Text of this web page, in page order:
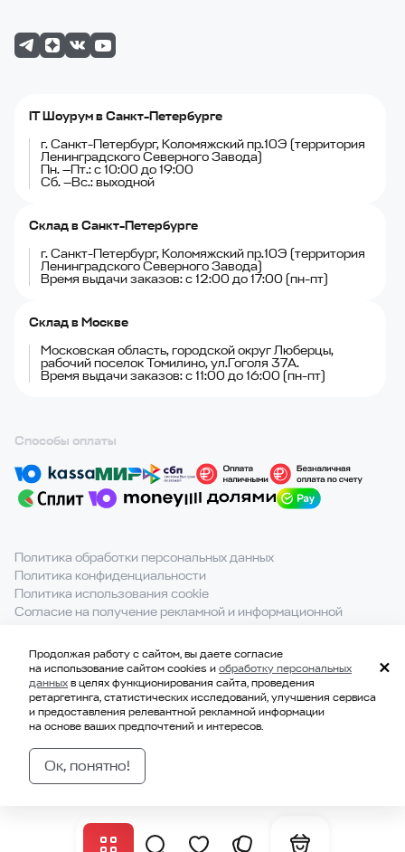
IT Шоурум в Санкт-Петербурге
г. Санкт-Петербург, Коломяжский пр.10Э (территория
Ленинградского Северного Завода)
Пн. —Пт.: с 10:00 до 19:00
Сб. —Вс.: выходной
Склад в Санкт-Петербурге
г. Санкт-Петербург, Коломяжский пр.10Э (территория
Ленинградского Северного Завода)
Время выдачи заказов: с 12:00 до 17:00 (пн-пт)
Склад в Москве
Московская область, городской округ Люберцы,
рабочий поселок Томилино, ул.Гоголя 37А.
Время выдачи заказов: с 11:00 до 16:00 (пн-пт)
Способы оплаты
Политика обработки персональных данных
Политика конфиденциальности
Политика использования cookie
Согласие на получение рекламной и информационной
При полном или частичном использовании материалов с
сайта ссылка на источник обязательна.
© 2021-2026, ООО «ВКВАДРАТЕ»
ИНН 7814707183
ОГРН 1177847328229
Продолжая работу с сайтом, вы даете согласие
на использование сайтом cookies иобработку персональных
данныхв целях функционирования сайта, проведения
ретаргетинга, статистических исследований, улучшения сервиса
и предоставления релевантной рекламной информации
на основе ваших предпочтений и интересов.
Ок, понятно!